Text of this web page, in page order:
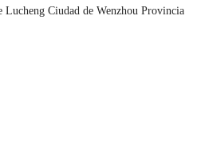
nosotrosCiudad de Wenzhou Provincia